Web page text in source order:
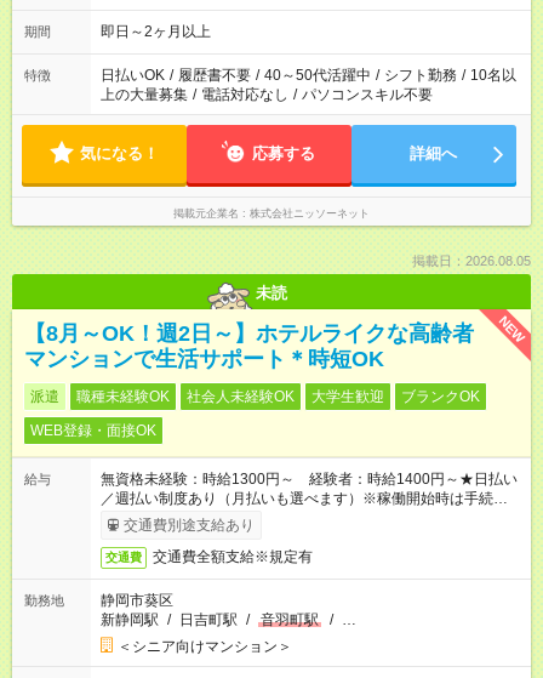
期間 即日～2ヶ月以上
特徴 日払いOK / 履歴書不要 / 40～50代活躍中 / シフト勤務 / 10名以
上の大量募集 / 電話対応なし / パソコンスキル不要
気になる！ 応募する 詳細へ
掲載元企業名 株式会社ニッソーネット
掲載日：2026.08.05
未読
NEW
【8月～OK！週2日～】ホテルライクな高齢者
マンションで生活サポート＊時短OK
派遣 職種未経験OK 社会人未経験OK 大学生歓迎
ブランクOK
WEB登録・面接OK
給与
無資格未経験：時給1300円～ 経験者：時給1400円～★日払い
／週払い制度あり（月払いも選べます）※稼働開始時は手続き完
了次第のお支払いとなります。
交通費別途支給あり
交通費 交通費全額支給※規定有
勤務地
静岡市葵区
新静岡駅 / 日吉町駅 / 音羽町駅 / …
＜シニア向けマンション＞